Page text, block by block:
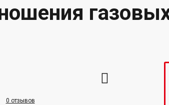
0 отзывов